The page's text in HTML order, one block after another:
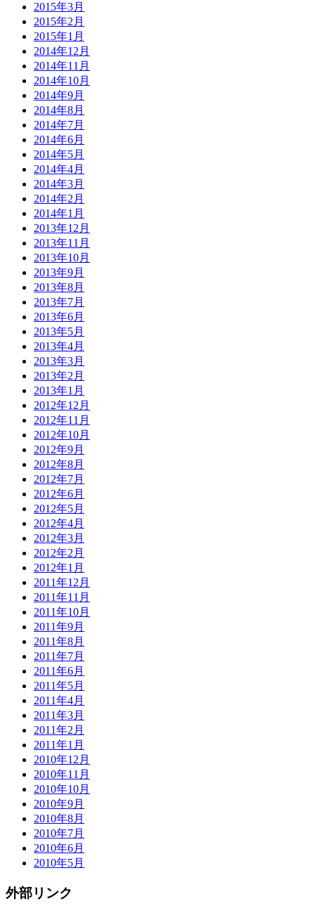
2015年3月
2015年2月
2015年1月
2014年12月
2014年11月
2014年10月
2014年9月
2014年8月
2014年7月
2014年6月
2014年5月
2014年4月
2014年3月
2014年2月
2014年1月
2013年12月
2013年11月
2013年10月
2013年9月
2013年8月
2013年7月
2013年6月
2013年5月
2013年4月
2013年3月
2013年2月
2013年1月
2012年12月
2012年11月
2012年10月
2012年9月
2012年8月
2012年7月
2012年6月
2012年5月
2012年4月
2012年3月
2012年2月
2012年1月
2011年12月
2011年11月
2011年10月
2011年9月
2011年8月
2011年7月
2011年6月
2011年5月
2011年4月
2011年3月
2011年2月
2011年1月
2010年12月
2010年11月
2010年10月
2010年9月
2010年8月
2010年7月
2010年6月
2010年5月
外部リンク